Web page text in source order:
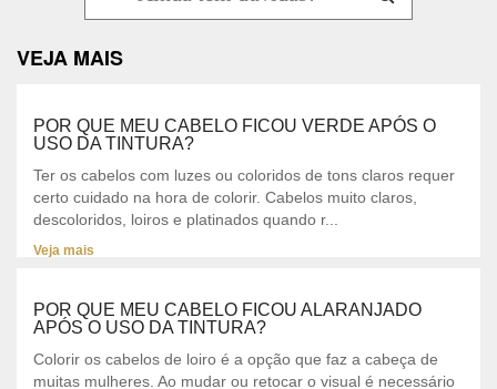
VEJA MAIS
POR QUE MEU CABELO FICOU VERDE APÓS O
USO DA TINTURA?
Ter os cabelos com luzes ou coloridos de tons claros requer
certo cuidado na hora de colorir. Cabelos muito claros,
descoloridos, loiros e platinados quando r...
Veja mais
POR QUE MEU CABELO FICOU ALARANJADO
APÓS O USO DA TINTURA?
Colorir os cabelos de loiro é a opção que faz a cabeça de
muitas mulheres. Ao mudar ou retocar o visual é necessário